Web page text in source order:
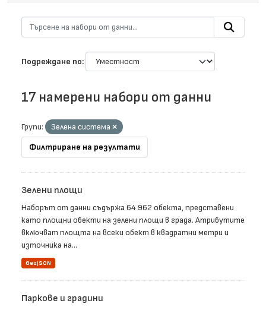
Подреждане по
17 намерени набори от данни
Групи:
Зелена система
Филтриране на резултати
Зелени площи
Наборът от данни съдържа 64 962 обекта, представени
като площни обекти на зелени площи в града. Атрибутите
включват площта на всеки обект в квадратни метри и
източника на...
GeoJSON
Паркове и градини